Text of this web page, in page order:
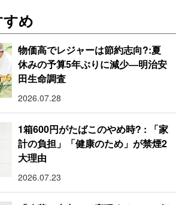
め
物価高でレジャーは節約志向?:夏
休みの予算5年ぶりに減少―明治安
田生命調査
2026.07.28
1箱600円がたばこのやめ時? : 「家
計の負担」「健康のため」が禁煙2
大理由
2026.07.23